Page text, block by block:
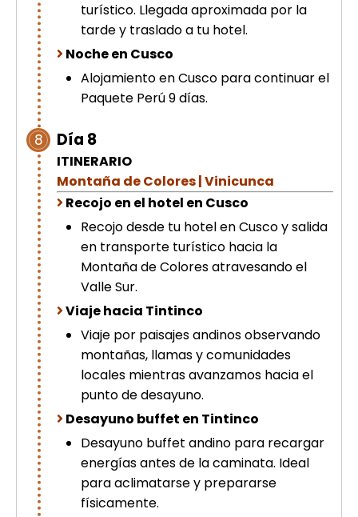
turístico. Llegada aproximada por la
tarde y traslado a tu hotel.
Noche en Cusco
Alojamiento en Cusco para continuar el
Paquete Perú 9 días.
8 Día 8
ITINERARIO
Montaña de Colores | Vinicunca
Recojo en el hotel en Cusco
Recojo desde tu hotel en Cusco y salida
en transporte turístico hacia la
Montaña de Colores atravesando el
Valle Sur.
Viaje hacia Tintinco
Viaje por paisajes andinos observando
montañas, llamas y comunidades
locales mientras avanzamos hacia el
punto de desayuno.
Desayuno buffet en Tintinco
Desayuno buffet andino para recargar
energías antes de la caminata. Ideal
para aclimatarse y prepararse
físicamente.